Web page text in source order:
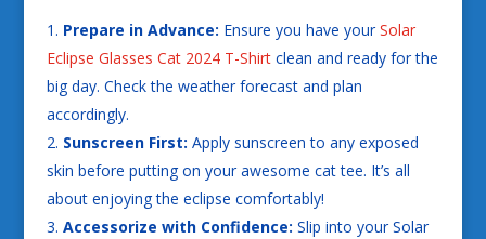
Prepare in Advance: Ensure you have yourSolar
Eclipse Glasses Cat 2024 T-Shirtclean and ready for the
big day. Check the weather forecast and plan
accordingly.
Sunscreen First: Apply sunscreen to any exposed
skin before putting on your awesome cat tee. It’s all
about enjoying the eclipse comfortably!
Accessorize with Confidence: Slip into your Solar